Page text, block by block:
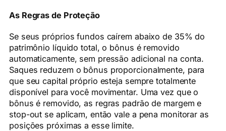
As Regras de Proteção
Se seus próprios fundos caírem abaixo de 35% do
patrimônio líquido total, o bônus é removido
automaticamente, sem pressão adicional na conta.
Saques reduzem o bônus proporcionalmente, para
que seu capital próprio esteja sempre totalmente
disponível para você movimentar. Uma vez que o
bônus é removido, as regras padrão de margem e
stop-out se aplicam, então vale a pena monitorar as
posições próximas a esse limite.